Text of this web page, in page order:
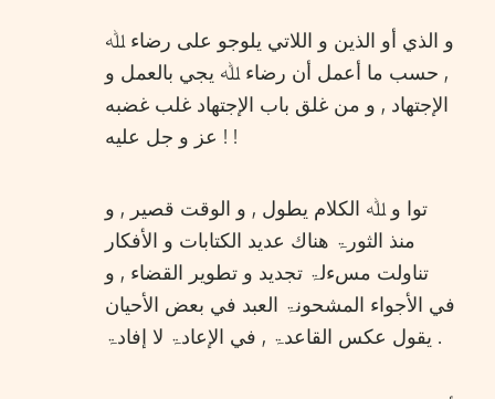
و الذي أو الذين و اللاتي يلوجو علی رضاء ﷲ
, حسب ما أعمل أن رضاء ﷲ يجي بالعمل و
الإجتهاد , و من غلق باب الإجتهاد غلب غضبه
عز و جل عليه ! !
توا و ﷲ الكلام يطول , و الوقت قصير , و
منذ الثورۃ هناك عديد الكتابات و الأفكار
تناولت مسءلۃ تجديد و تطوير القضاء , و
في الأجواء المشحونۃ العبد في بعض الأحيان
يقول عكس القاعدۃ , في الإعادۃ لا إفادۃ .